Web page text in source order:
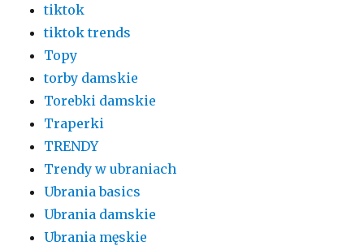
tiktok
tiktok trends
Topy
torby damskie
Torebki damskie
Traperki
TRENDY
Trendy w ubraniach
Ubrania basics
Ubrania damskie
Ubrania męskie